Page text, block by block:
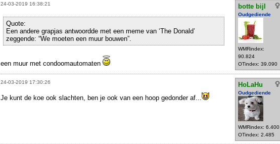
24-03-2019 16:38:21 botte bijl
Oudgediende
WMRindex:
90.824
OTindex: 39.090
Quote:
Een andere grapjas antwoordde met een meme van ‘The Donald’
zeggende: “We moeten een muur bouwen”.
een muur met condoomautomaten
24-03-2019 17:30:26 HoLaHu
Oudgediende
WMRindex: 6.400
OTindex: 2.485
Je kunt de koe ook slachten, ben je ook van een hoop gedonder af...